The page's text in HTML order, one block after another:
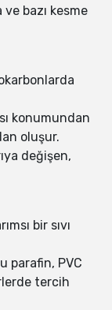
bazı kesme
konumundan
oluşur.
değişen,
bir sıvı
parafin, PVC
tercih